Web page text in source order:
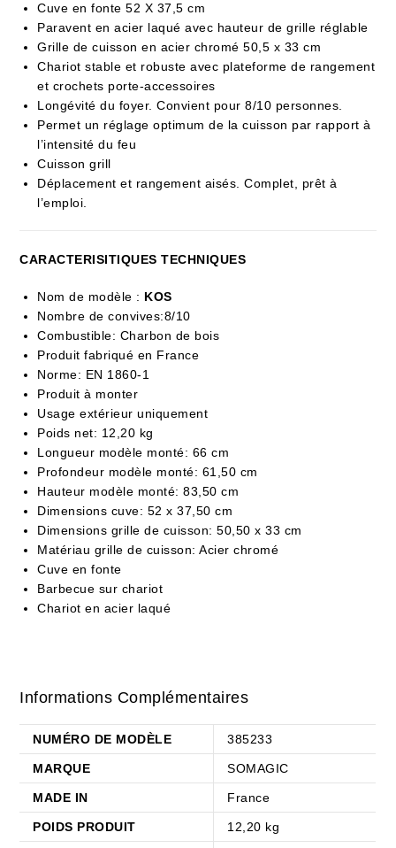
Cuve en fonte 52 X 37,5 cm
Paravent en acier laqué avec hauteur de grille réglable
Grille de cuisson en acier chromé 50,5 x 33 cm
Chariot stable et robuste avec plateforme de rangement
et crochets porte-accessoires
Longévité du foyer. Convient pour 8/10 personnes.
Permet un réglage optimum de la cuisson par rapport à
l’intensité du feu
Cuisson grill
Déplacement et rangement aisés. Complet, prêt à
l’emploi.
CARACTERISITIQUES TECHNIQUES
Nom de modèle : KOS
Nombre de convives:8/10
Combustible: Charbon de bois
Produit fabriqué en France
Norme: EN 1860-1
Produit à monter
Usage extérieur uniquement
Poids net: 12,20 kg
Longueur modèle monté: 66 cm
Profondeur modèle monté: 61,50 cm
Hauteur modèle monté: 83,50 cm
Dimensions cuve: 52 x 37,50 cm
Dimensions grille de cuisson: 50,50 x 33 cm
Matériau grille de cuisson: Acier chromé
Cuve en fonte
Barbecue sur chariot
Chariot en acier laqué
Informations Complémentaires
NUMÉRO DE MODÈLE 385233
MARQUE SOMAGIC
MADE IN France
POIDS PRODUIT 12,20 kg